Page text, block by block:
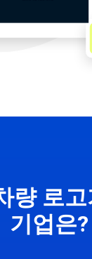
량 로
기업은?